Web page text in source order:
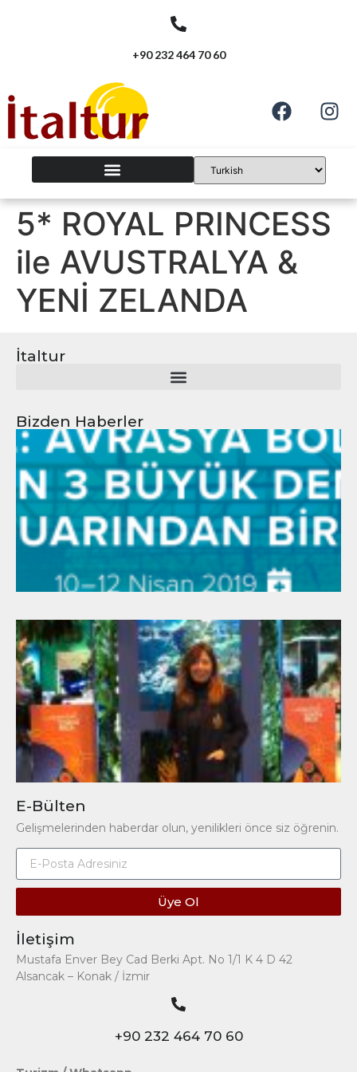
+90 232 464 70 60
5* ROYAL PRINCESS
ile AVUSTRALYA &
YENİ ZELANDA
İtaltur
Bizden Haberler
E-Bülten
Gelişmelerinden haberdar olun, yenilikleri önce siz öğrenin.
Üye Ol
İletişim
Mustafa Enver Bey Cad Berki Apt. No 1/1 K 4 D 42
Alsancak – Konak / İzmir
+90 232 464 70 60